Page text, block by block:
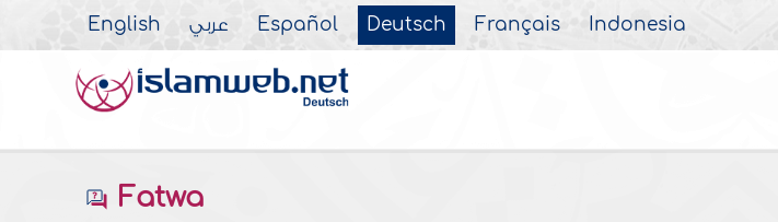
English عربي Español Deutsch Français Indonesia
Fatwa